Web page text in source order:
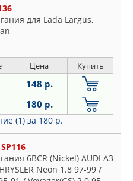
для Lada Largus,
Цена Купить
148 р.
180 р.
(1) за 180 р.
6BCR (Nickel) AUDI A3
Neon 1.8 97-99 /